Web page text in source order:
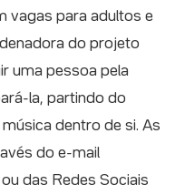
vagas para adultos e
do projeto
uma pessoa pela
la, partindo do
dentro de si. As
do e-mail
das Redes Sociais